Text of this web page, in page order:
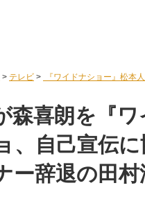
> テレビ > 『ワイドナショー』松本
森喜朗を『
、自己宣伝
ー辞退の田